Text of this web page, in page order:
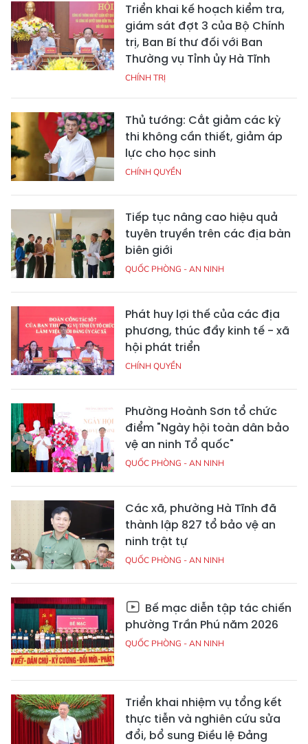
Triển khai kế hoạch kiểm tra,
giám sát đợt 3 của Bộ Chính
trị, Ban Bí thư đối với Ban
Thường vụ Tỉnh ủy Hà Tĩnh
CHÍNH TRỊ
Thủ tướng: Cắt giảm các kỳ
thi không cần thiết, giảm áp
lực cho học sinh
CHÍNH QUYỀN
Tiếp tục nâng cao hiệu quả
tuyên truyền trên các địa bàn
biên giới
QUỐC PHÒNG - AN NINH
Phát huy lợi thế của các địa
phương, thúc đẩy kinh tế - xã
hội phát triển
CHÍNH QUYỀN
Phường Hoành Sơn tổ chức
điểm "Ngày hội toàn dân bảo
vệ an ninh Tổ quốc"
QUỐC PHÒNG - AN NINH
Các xã, phường Hà Tĩnh đã
thành lập 827 tổ bảo vệ an
ninh trật tự
QUỐC PHÒNG - AN NINH
Bế mạc diễn tập tác chiến
phường Trần Phú năm 2026
QUỐC PHÒNG - AN NINH
Triển khai nhiệm vụ tổng kết
thực tiễn và nghiên cứu sửa
đổi, bổ sung Điều lệ Đảng